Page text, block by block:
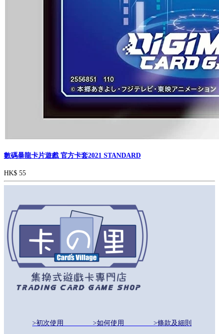
數碼暴龍卡片遊戲 官方卡套2021 STANDARD
HK$ 55
>初次使用 >如何使用 >條款及細則